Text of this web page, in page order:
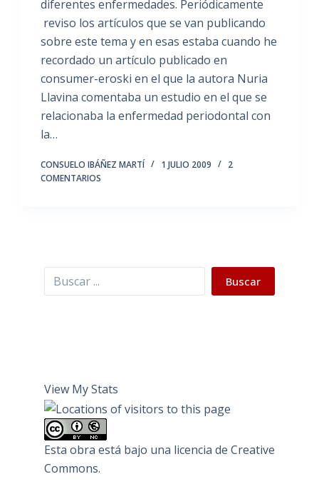
diferentes enfermedades. Periódicamente
reviso los artículos que se van publicando
sobre este tema y en esas estaba cuando he
recordado un artículo publicado en
consumer-eroski en el que la autora Nuria
Llavina comentaba un estudio en el que se
relacionaba la enfermedad periodontal con
la…
CONSUELO IBÁÑEZ MARTÍ 1 JULIO 2009
2
COMENTARIOS
Buscar Buscar
View My Stats
Esta obra está bajo una licencia de Creative
Commons.